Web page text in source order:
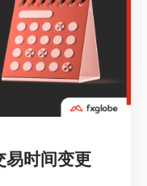
易时间变更